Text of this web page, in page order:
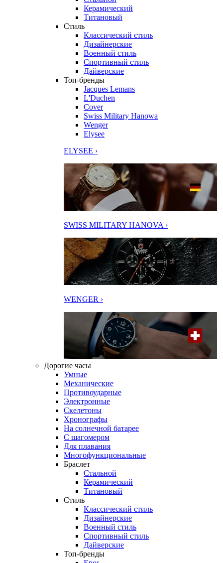
Керамический
Титановый
Стиль
Классический стиль
Дизайнерские
Военный стиль
Спортивный стиль
Дайверские
Топ-бренды
Jacques Lemans
L'Duchen
Cover
Swiss Military Hanowa
Wenger
Elysee
ELYSEE ›
SWISS MILITARY HANOVA ›
WENGER ›
Дорогие часы
Умные
Механические
Противоударные
Электронные
Скелетоны
Хронографы
На солнечной батарее
С шагомером
Для плавания
Многофункциональные
Браслет
Стальной
Керамический
Титановый
Стиль
Классический стиль
Дизайнерские
Военный стиль
Спортивный стиль
Дайверские
Топ-бренды